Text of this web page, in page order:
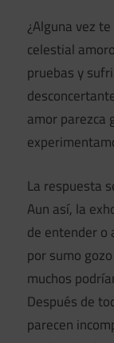
¿Alguna vez
celestial
pruebas y
amor parezca
La respuesta
Aun así, la
de entender o
por sumo
muchos
Después de
parecen